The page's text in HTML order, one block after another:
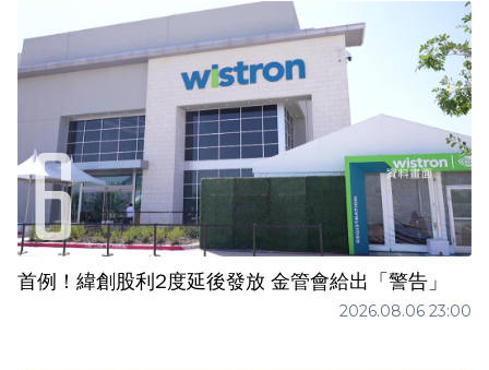
首例！緯創股利2度延後發放 金管會給出「警告」
2026.08.06 23:00